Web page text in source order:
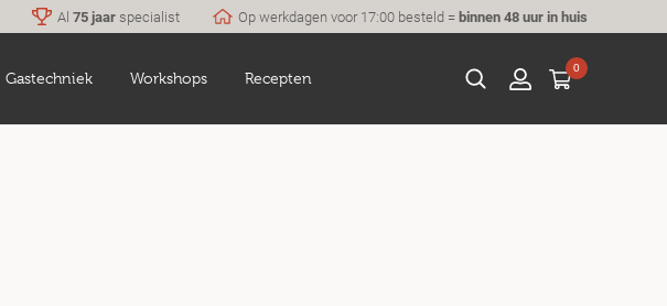
Al 75 jaarspecialist Op werkdagen voor 17:00 besteld =binnen 48 uur in huis
Gastechniek Workshops Recepten
0